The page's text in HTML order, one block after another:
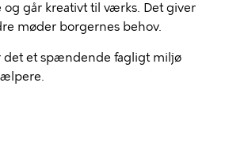
og går kreativt til værks. Det giver
møder borgernes behov.
det et spændende fagligt miljø